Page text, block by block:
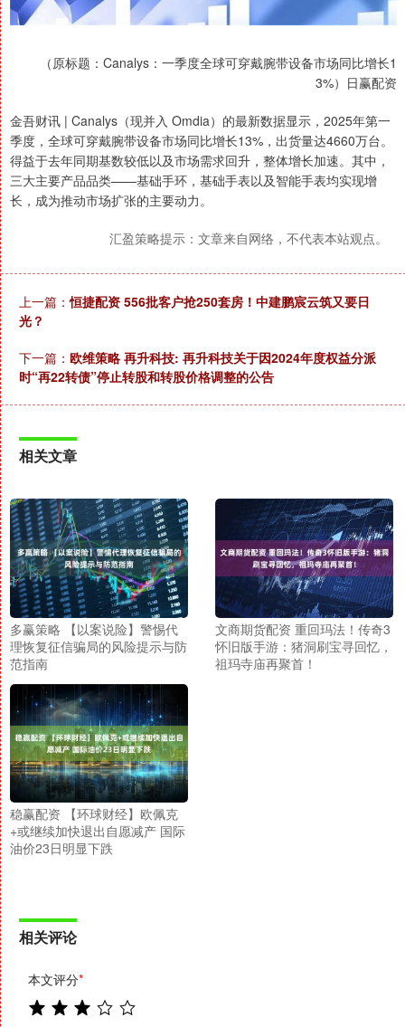
（原标题：Canalys：一季度全球可穿戴腕带设备市场同比增长1
3%）日赢配资
金吾财讯 | Canalys（现并入 Omdia）的最新数据显示，2025年第一
季度，全球可穿戴腕带设备市场同比增长13%，出货量达4660万台。
得益于去年同期基数较低以及市场需求回升，整体增长加速。其中，
三大主要产品品类——基础手环，基础手表以及智能手表均实现增
长，成为推动市场扩张的主要动力。
汇盈策略提示：文章来自网络，不代表本站观点。
上一篇：恒捷配资 556批客户抢250套房！中建鹏宸云筑又要日
光？
下一篇： 欧维策略 再升科技: 再升科技关于因2024年度权益分派
时“再22转债”停止转股和转股价格调整的公告
相关文章
多赢策略 【以案说险】警惕代
理恢复征信骗局的风险提示与防
范指南
文商期货配资 重回玛法！传奇3
怀旧版手游：猪洞刷宝寻回忆，
祖玛寺庙再聚首！
稳赢配资 【环球财经】欧佩克
+或继续加快退出自愿减产 国际
油价23日明显下跌
相关评论
本文评分*